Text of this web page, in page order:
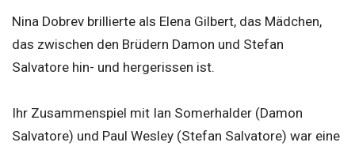
Nina Dobrev brillierte als Elena Gilbert, das Mädchen,
das zwischen den Brüdern Damon und Stefan
Salvatore hin- und hergerissen ist.
Ihr Zusammenspiel mit Ian Somerhalder (Damon
Salvatore) und Paul Wesley (Stefan Salvatore) war eine